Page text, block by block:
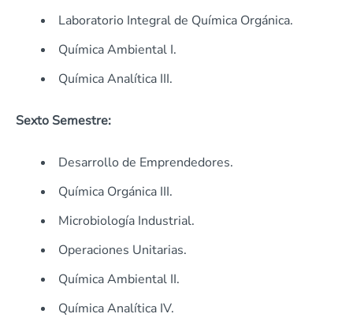
Laboratorio Integral de Química Orgánica.
Química Ambiental I.
Química Analítica III.
Sexto Semestre:
Desarrollo de Emprendedores.
Química Orgánica III.
Microbiología Industrial.
Operaciones Unitarias.
Química Ambiental II.
Química Analítica IV.